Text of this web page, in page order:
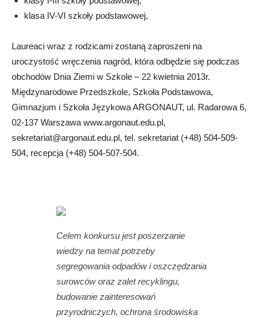
klasa IV-VI szkoły podstawowej,
Laureaci wraz z rodzicami zostaną zaproszeni na
uroczystość wręczenia nagród, która odbędzie się podczas
obchodów Dnia Ziemi w Szkole – 22 kwietnia 2013r.
Międzynarodowe Przedszkole, Szkoła Podstawowa,
Gimnazjum i Szkoła Językowa ARGONAUT, ul. Radarowa 6,
02-137 Warszawa www.argonaut.edu.pl,
sekretariat@argonaut.edu.pl, tel. sekretariat (+48) 504-509-
504, recepcja (+48) 504-507-504.
Celem konkursu jest poszerzanie
wiedzy na temat potrzeby
segregowania odpadów i oszczędzania
surowców oraz zalet recyklingu,
budowanie zainteresowań
przyrodniczych, ochrona środowiska